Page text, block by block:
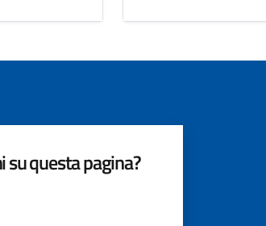
questa pagina?